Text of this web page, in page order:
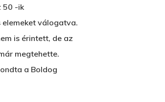
50 -ik
válogatva.
is érintett, de az
megtehette.
a Boldog